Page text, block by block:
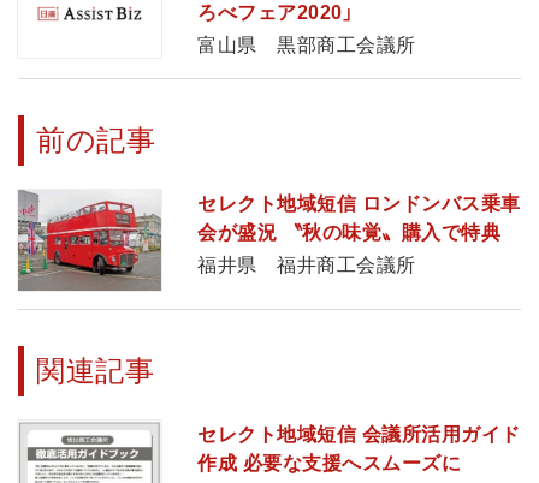
ろべフェア2020」
富山県 黒部商工会議所
前の記事
セレクト地域短信 ロンドンバス乗車
会が盛況 〝秋の味覚〟購入で特典
福井県 福井商工会議所
関連記事
セレクト地域短信 会議所活用ガイド
作成 必要な支援へスムーズに